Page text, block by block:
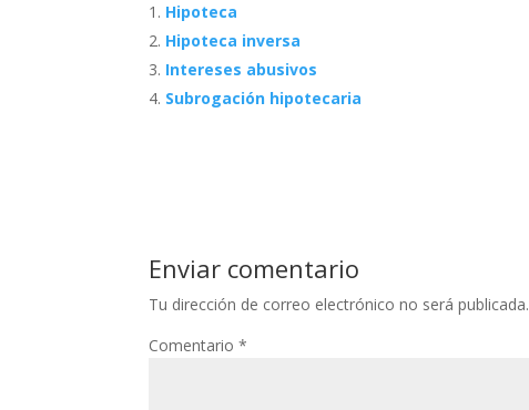
Hipoteca
Hipoteca inversa
Intereses abusivos
Subrogación hipotecaria
Enviar comentario
Tu dirección de correo electrónico no será publicada.
Comentario*